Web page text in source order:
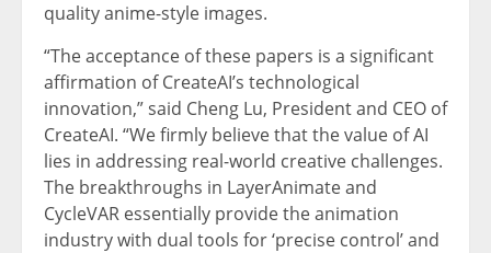
quality anime-style images.
“The acceptance of these papers is a significant
affirmation of CreateAI’s technological
innovation,” said Cheng Lu, President and CEO of
CreateAI. “We firmly believe that the value of AI
lies in addressing real-world creative challenges.
The breakthroughs in LayerAnimate and
CycleVAR essentially provide the animation
industry with dual tools for ‘precise control’ and